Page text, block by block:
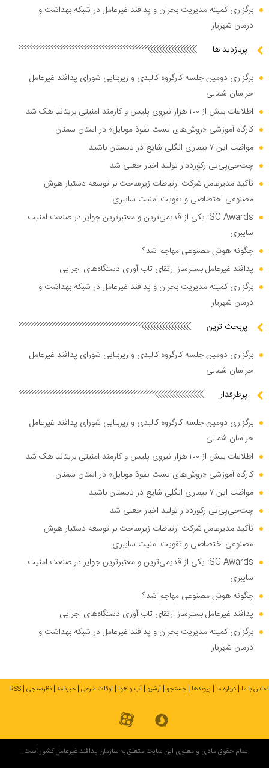
برگزاری کمیته مدیریت بحران و پدافند غیرعامل در شبکه بهداشت و
درمان شهریار
پربازدید ها
برگزاری دومین جلسه کارگروه کالبدی و زیربنایی شورای پدافند غیرعامل
خراسان شمالی
اطلاعات بیش از ۱۰۰ هزار نیروی پلیس و کارمند امنیتی بریتانیا هک شد
کارگاه آموزشی «روش‌های تست نفوذ موبایل» در استان سمنان
مواظب این ۷ بیماری انگلی شایع در تابستان باشید
چت‌جی‌پی‌تی رکورددار تولید اخبار جعلی شد
تأکید مدیرعامل شرکت ارتباطات زیرساخت بر توسعه دستیار هوش
مصنوعی اختصاصی و تقویت امنیت سایبری
SC Awards: یکی از قدیمی‌ترین و معتبرترین جوایز در صنعت امنیت
سایبری
چگونه هوش مصنوعی مهاجم شد؟
پدافند غیرعامل بسترساز ارتقای تاب آوری دستگاه‌های اجرایی
برگزاری کمیته مدیریت بحران و پدافند غیرعامل در شبکه بهداشت و
درمان شهریار
پربحث ترین
برگزاری دومین جلسه کارگروه کالبدی و زیربنایی شورای پدافند غیرعامل
خراسان شمالی
پرطرفدار
برگزاری دومین جلسه کارگروه کالبدی و زیربنایی شورای پدافند غیرعامل
خراسان شمالی
اطلاعات بیش از ۱۰۰ هزار نیروی پلیس و کارمند امنیتی بریتانیا هک شد
کارگاه آموزشی «روش‌های تست نفوذ موبایل» در استان سمنان
مواظب این ۷ بیماری انگلی شایع در تابستان باشید
چت‌جی‌پی‌تی رکورددار تولید اخبار جعلی شد
تأکید مدیرعامل شرکت ارتباطات زیرساخت بر توسعه دستیار هوش
مصنوعی اختصاصی و تقویت امنیت سایبری
SC Awards: یکی از قدیمی‌ترین و معتبرترین جوایز در صنعت امنیت
سایبری
چگونه هوش مصنوعی مهاجم شد؟
پدافند غیرعامل بسترساز ارتقای تاب آوری دستگاه‌های اجرایی
برگزاری کمیته مدیریت بحران و پدافند غیرعامل در شبکه بهداشت و
درمان شهریار
تماس با ما درباره ما پیوندها جستجو آرشیو آب و هوا اوقات شرعی خبرنامه نظرسنجی RSS
تمام حقوق مادی و معنوی این سایت متعلق به سازمان پدافند غیرعامل کشور است.